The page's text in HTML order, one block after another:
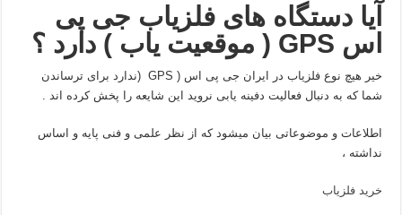
آیا دستگاه های فلزیاب جی پی
اس GPS ( موقعیت یاب ) دارد ؟
خیر هیچ نوع فلزیاب در ایران جی پی اس ( GPS (ندارد برای ترساندن
شما که به دنبال فعالیت دفینه یابی نروید این شایعه را پخش کرده اند .
اطلاعات و موضوعاتی بیان میشود که از نظر علمی و فنی پایه و اساس
نداشته ،
خرید فلزیاب